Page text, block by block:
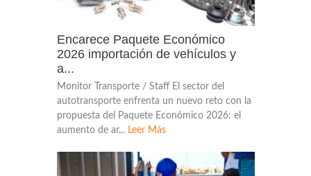
Encarece Paquete Económico
2026 importación de vehículos y
a...
Monitor Transporte / Staff El sector del
autotransporte enfrenta un nuevo reto con la
propuesta del Paquete Económico 2026: el
aumento de ar... Leer Más